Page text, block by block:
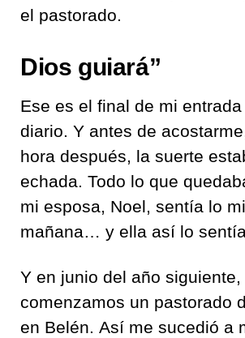
el pastorado.
Dios guiará”
Ese es el final de mi
diario. Y antes de
hora después, la suerte
echada. Todo lo que
mi esposa, Noel, sentía lo
mañana… y ella así lo sentía.
Y en junio del año siguiente,
comenzamos un pastorado
en Belén. Así me sucedió a